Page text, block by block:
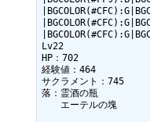
Lv22
HP：702
経験値：464
サクラメント：745
落：霊酒の瓶
エーテルの塊